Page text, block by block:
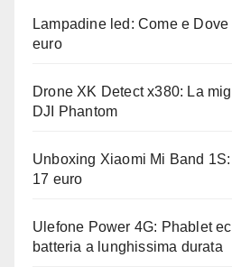
Lampadine led: Come e
euro
Drone XK Detect x380: La
DJI Phantom
Unboxing Xiaomi Mi Band
17 euro
Ulefone Power 4G: Phablet
batteria a lunghissima durata